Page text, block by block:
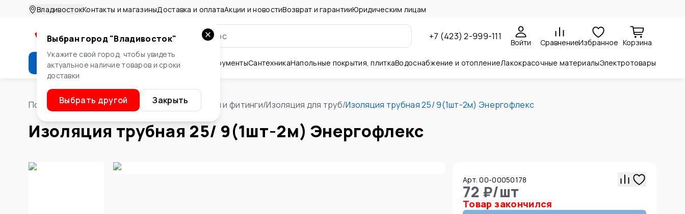
ВладивостокКонтакты и магазиныДоставка и оплатаАкции и новостиВозврат и гарантииЮридическим лицам
+7 (423) 2-999-111
Войти СравнениеИзбранное Корзина
Каталог Стройматериалы ИнструментыСантехникаНапольные покрытия, плиткаВодоснабжение и отоплениеЛакокрасочные материалыЭлектротовары
Выбран город "Владивосток"
Укажите свой город, чтобы увидеть
актуальное наличие товаров и сроки
доставки
Выбрать другой Закрыть
Помощник/Водоснабжение и отопление Трубы и фитинги/Изоляция для труб/Изоляция трубная 25/ 9(1шт-2м) Энергофлекс
Изоляция трубная 25/ 9(1шт-2м) Энергофлекс
Арт. 00-00050178
72 ₽/шт
Товар закончился